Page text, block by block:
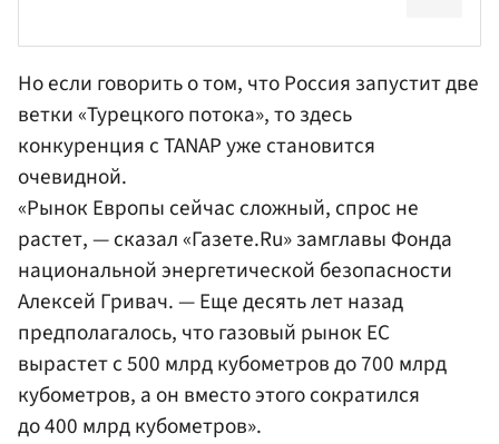
Но если говорить о том, что Россия запустит две
ветки «Турецкого потока», то здесь
конкуренция с TANAP уже становится
очевидной.
«Рынок Европы сейчас сложный, спрос не
растет, — сказал «Газете.Ru» замглавы Фонда
национальной энергетической безопасности
Алексей Гривач. — Еще десять лет назад
предполагалось, что газовый рынок ЕС
вырастет с 500 млрд кубометров до 700 млрд
кубометров, а он вместо этого сократился
до 400 млрд кубометров».